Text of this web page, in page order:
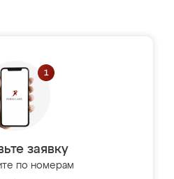
заявку
по номерам